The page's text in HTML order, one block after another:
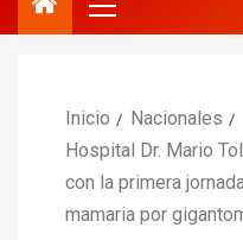
Inicio
Nacionales
Hospital Dr. Mario
con la primera
mamaria por